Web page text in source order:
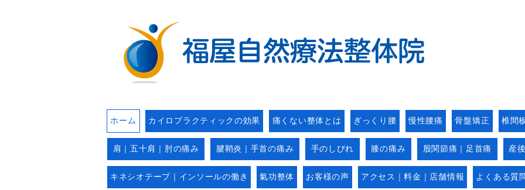
​福屋自然療法整体院
ホーム カイロプラクティックの効果 痛くない整体とは ぎっくり腰 慢性腰痛 骨盤矯正 椎間
肩｜五十肩｜肘の痛み 腱鞘炎｜手首の痛み 手のしびれ 膝の痛み 股関節痛｜足首痛 産
キネシオテープ｜インソールの働き 氣功整体 お客様の声 アクセス｜料金｜店舗情報 よくある質